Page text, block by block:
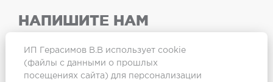
НАПИШИТЕ НАМ
ИП Герасимов В.В использует cookie
(файлы с данными о прошлых
посещениях сайта) для персонализации